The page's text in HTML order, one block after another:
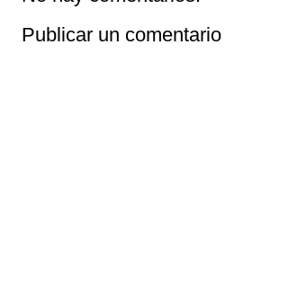
Publicar un comentario